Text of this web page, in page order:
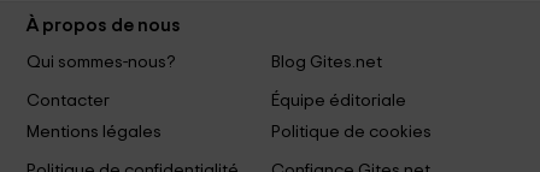
À propos de nous
Qui sommes-nous?
Blog Gites.net
Contacter
Équipe éditoriale
Mentions légales
Politique de cookies